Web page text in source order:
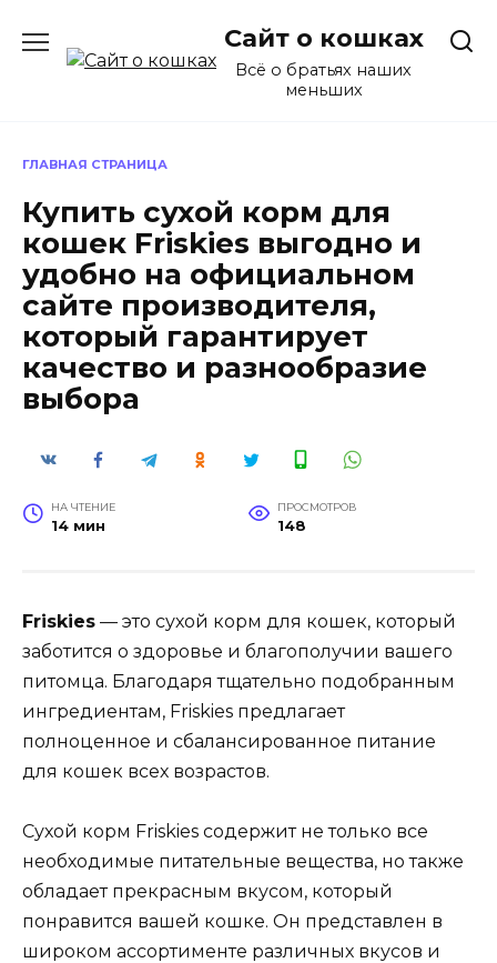
содержанию
Сайт о кошках
Всё о братьях наших
меньших
ГЛАВНАЯ СТРАНИЦА
Купить сухой корм для
кошек Friskies выгодно и
удобно на официальном
сайте производителя,
который гарантирует
качество и разнообразие
выбора
НА ЧТЕНИЕ
14 мин
ПРОСМОТРОВ
148
Friskies — это сухой корм для кошек, который
заботится о здоровье и благополучии вашего
питомца. Благодаря тщательно подобранным
ингредиентам, Friskies предлагает
полноценное и сбалансированное питание
для кошек всех возрастов.
Сухой корм Friskies содержит не только все
необходимые питательные вещества, но также
обладает прекрасным вкусом, который
понравится вашей кошке. Он представлен в
широком ассортименте различных вкусов и